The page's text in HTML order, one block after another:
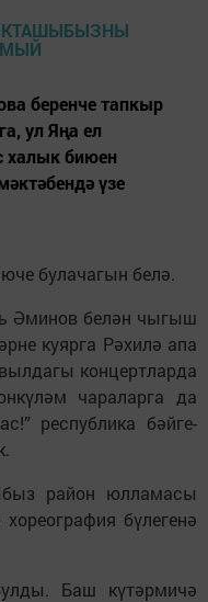
беренче тапкыр
ул Яңа ел
халык биюен
үзе
булачагын белә.
Әминов белән чыгыш
куярга Рәхилә апа
концертларда
чараларга да
республика бәйге-
район юлламасы
бүлегенә
Баш күтәрмичә